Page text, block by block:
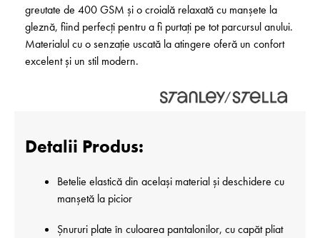
greutate de 400 GSM și o croială relaxată cu manșete la
gleznă, fiind perfecți pentru a fi purtați pe tot parcursul anului.
Materialul cu o senzație uscată la atingere oferă un confort
excelent și un stil modern.
Detalii Produs:
Betelie elastică din același material și deschidere cu
manșetă la picior
Șnururi plate în culoarea pantalonilor, cu capăt pliat